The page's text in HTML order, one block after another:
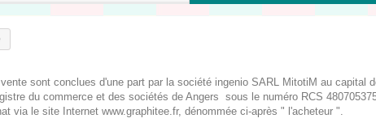
sont conclues d'une part par la société ingenio SARL MitotiM au capital
du commerce et des sociétés de Angers sous le numéro RCS
via le site Internet www.graphitee.fr, dénommée ci-après " l'acheteur ".